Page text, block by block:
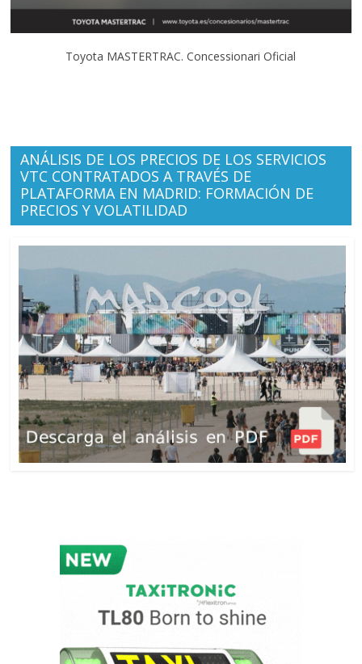
Toyota MASTERTRAC. Concessionari Oficial
ANÁLISIS DE LOS PRECIOS DE LOS SERVICIOS
VTC CONTRATADOS A TRAVÉS DE
PLATAFORMA EN MADRID: FORMACIÓN DE
PRECIOS Y VOLATILIDAD